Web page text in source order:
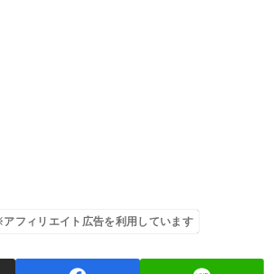
フィリエイト広告を利用しています